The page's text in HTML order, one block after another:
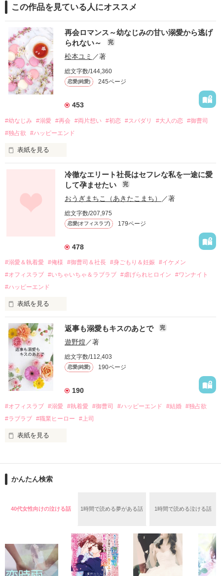
この作品を見ている人にオススメ
再会ロマンス～幼なじみの甘い溺愛から逃げ
られない～
完
松本ユミ ／著
総文字数/144,360
恋愛(純愛) 245ページ
453
#幼なじみ #溺愛 #再会 #両片想い #初恋 #スパダリ #大人の恋 #御曹司
#独占欲
#ハッピーエンド
表紙を見る
幼なじみの哲平に淡い恋心を抱いていた美桜。
しかし、ある出来事をきっかけに二人の関係は壊れてしまう。
関係修復もできないまま、美桜は両親の離婚によって
引っ越すことになり、哲平とも離れ離れになった。
それから約十二年後。
過去の傷から、二度と会いたくないと思っていた哲平に
運命のような再会を果たす。
酔った勢いで一夜を共にしてしまった。
さらに、美桜が初めてだと知った哲平は
『責任をとる、結婚しよう』と真っ直ぐに告げてきた。
戸惑う美桜とは裏腹に、好きという気持ちを隠すことなく
甘やかしてくる。
そんなある日、哲平は美桜がストーカー被害に
遭っていることを知る。
美桜を守るため、哲平は同居を提案してきて――。
夏木美桜(なつきみお)
鳴海哲平 (なるみてっぺい)
2026.6.5～2026.7.25
冷徹なエリート社長はセフレな私を一途に愛
して孕ませたい
完
おうぎまちこ（あきたこまち） ／著
総文字数/207,975
恋愛(オフィスラブ) 179ページ
478
#溺愛＆執着愛 #俺様 #御曹司＆社長 #身ごもり＆妊娠 #イケメン
#オフィスラブ #いちゃいちゃ＆ラブラブ #虐げられヒロイン
#ワンナイト
#ハッピーエンド
表紙を見る
おかしな噂を流されて前の職場でうまくいかなかった梅田美
桜は、海外で傷心旅行をしていたところ、日本人美青年と出会
い、酒の勢いもあり一夜限りの関係となる。
帰国後、美桜は新しい職場でワンナイトした美青年と再会。
なんと彼の正体は、とある財閥御曹司にも関わらず、一族を離
れて起業した新進気鋭の実業家、社内でも冷徹だと評判な社長
――御影恭司その人だったのだ――！
なぜか恭司から飼い猫の世話係を命じられた美桜は、猫の世
の関係となってしまい――？
返事も溺愛もキスのあとで 完
遊野煌／著
総文字数/112,403
恋愛(純愛) 190ページ
190
#オフィスラブ #溺愛 #執着愛 #御曹司 #ハッピーエンド #結婚 #独占欲
#ラブラブ #職業ヒーロー #上司
表紙を見る
ションの企画戦略室で働いている。
めた、同期で恋人の石垣守（26）がいるのだが、後輩の姫原由
守と由羅から『便利屋雛子』と馬鹿にされ、一人こっそり泣い
た上、同居まで提案してきて──？
鷹哉『宜しくな、俺の雛子』🦅
雛子『俺の……ひぃ、雛子？！！！』🐥
かんたん検索
40代女性向けの泣ける話 1時間で読める夢がある話 1時間で読める泣ける話